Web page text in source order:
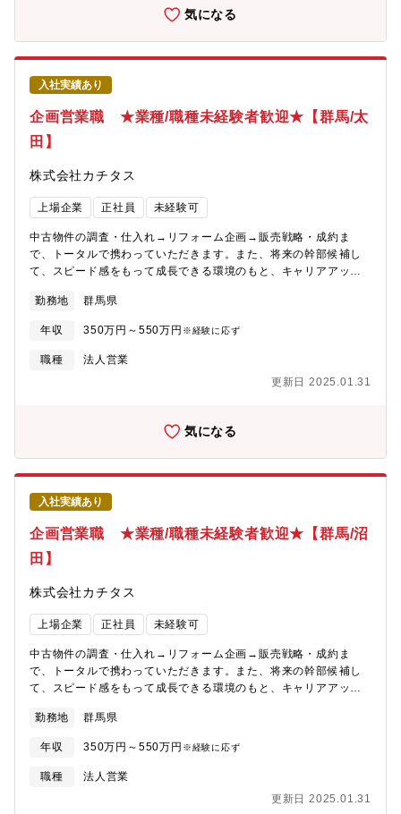
直接感じることができるやりがいのある業務です。
気になる
入社実績あり
企画営業職 ★業種/職種未経験者歓迎★【群馬/太
田】
株式会社カチタス
上場企業 正社員 未経験可
中古物件の調査・仕入れ→リフォーム企画→販売戦略・成約ま
で、トータルで携わっていただきます。また、将来の幹部候補し
て、スピード感をもって成長できる環境のもと、キャリアアップ
に赴き、「どのような方に住んでいただきたいか」お客様像をイ
メージしながら中古物件の仕入れを行います。(2)リフォーム企
画：お客様が住まいに求めることはなにかを考えながら、リフォ
ームのプランを立てていきます。(3)販売：自ら企画したリフォー
力】自身のアイディアを形にし、それを自らお客様に提案してい
直接感じることができるやりがいのある業務です。
勤務地 群馬県
年収 350万円～550万円 ※経験に応ず
職種
法人営業
更新日 2025.01.31
気になる
入社実績あり
企画営業職 ★業種/職種未経験者歓迎★【群馬/沼
田】
株式会社カチタス
上場企業 正社員 未経験可
中古物件の調査・仕入れ→リフォーム企画→販売戦略・成約ま
で、トータルで携わっていただきます。また、将来の幹部候補し
て、スピード感をもって成長できる環境のもと、キャリアアップ
に赴き、「どのような方に住んでいただきたいか」お客様像をイ
メージしながら中古物件の仕入れを行います。(2)リフォーム企
画：お客様が住まいに求めることはなにかを考えながら、リフォ
ームのプランを立てていきます。(3)販売：自ら企画したリフォー
力】自身のアイディアを形にし、それを自らお客様に提案してい
勤務地 群馬県
年収 350万円～550万円 ※経験に応ず
職種
法人営業
更新日 2025.01.31